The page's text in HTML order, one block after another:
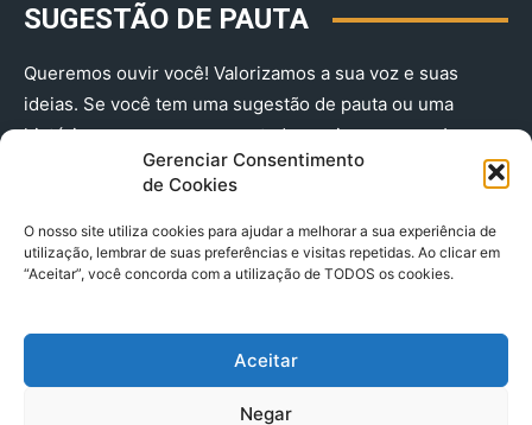
Gerenciar Consentimento
de Cookies
O nosso site utiliza cookies para ajudar a melhorar a sua experiência de
utilização, lembrar de suas preferências e visitas repetidas. Ao clicar em
“Aceitar”, você concorda com a utilização de TODOS os cookies.
Aceitar
Negar
SUGESTÃO DE PAUTA
Queremos ouvir você! Valorizamos a sua voz e suas
ideias. Se você tem uma sugestão de pauta ou uma
história que merece ser contada, envie-nos agora!
(91) 98224 - 3111
© 2025 A Província do Pará CNPJ: 04.901.141/0001-36 End .
Trav. Quintino Bocaiuva 2301, Ed. Rogério Fernandez – Sala